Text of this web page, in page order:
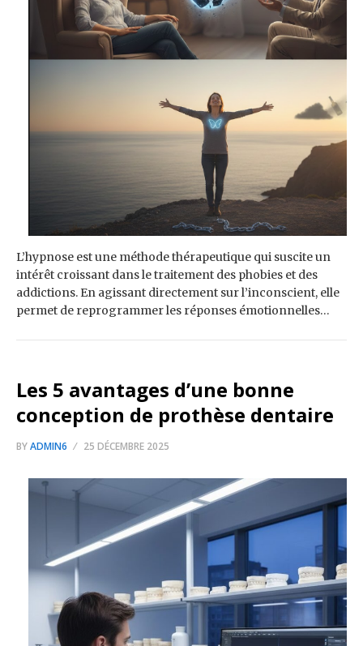
L’hypnose est une méthode thérapeutique qui suscite un
intérêt croissant dans le traitement des phobies et des
addictions. En agissant directement sur l’inconscient, elle
permet de reprogrammer les réponses émotionnelles…
Les 5 avantages d’une bonne
conception de prothèse dentaire
BYADMIN6 25 DÉCEMBRE 2025